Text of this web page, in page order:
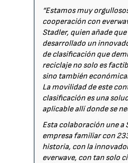
“Estamos muy
cooperación con
Stadler, quien añade
desarrollado un
de clasificación que
reciclaje no solo es
sino también
La movilidad de este
clasificación es una
aplicable allí donde se
Esta colaboración une a
empresa familiar con
historia, con la
everwave, con tan solo